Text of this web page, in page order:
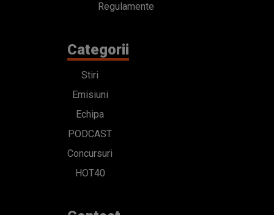
Regulamente
Categorii
Stiri
Emisiuni
Echipa
PODCAST
Concursuri
HOT40